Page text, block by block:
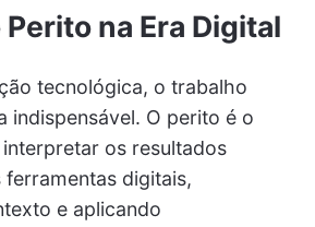
Perito na Era Digital
tecnológica, o trabalho
indispensável. O perito é o
os resultados
digitais,
e aplicando